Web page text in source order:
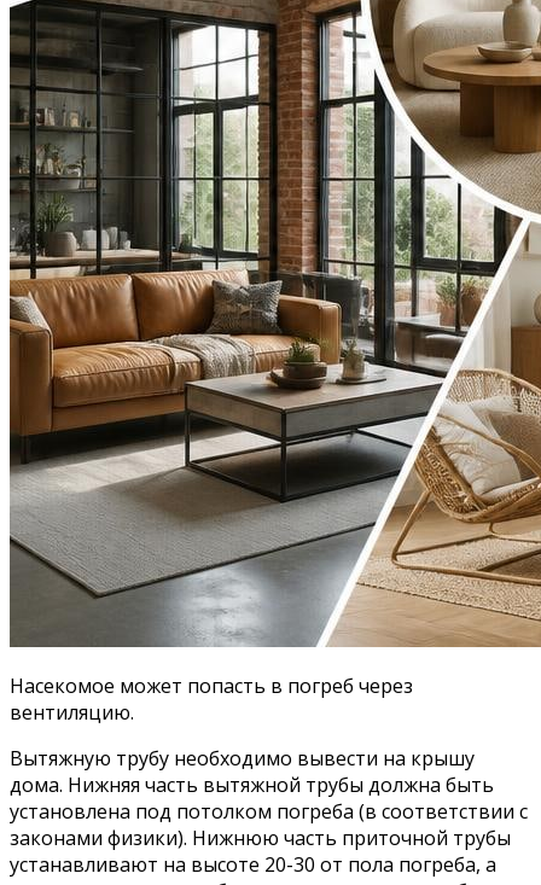
Насекомое может попасть в погреб через
вентиляцию.
Вытяжную трубу необходимо вывести на крышу
дома. Нижняя часть вытяжной трубы должна быть
установлена под потолком погреба (в соответствии с
законами физики). Нижнюю часть приточной трубы
устанавливают на высоте 20-30 от пола погреба, а